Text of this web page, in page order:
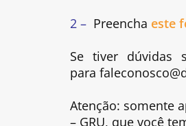
2 – Preencha este
Se tiver dúvidas
para
Atenção: somente
– GRU, que você